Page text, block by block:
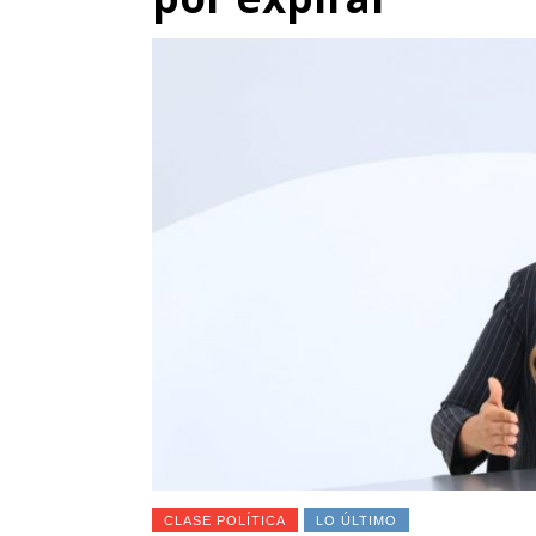
CLASE POLÍTICA LO ÚLTIMO